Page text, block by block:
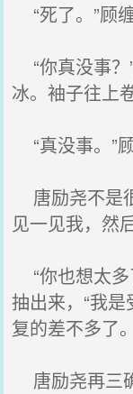
“死了。”顾
“你真没事？
冰。袖子往上
“真没事。”
唐励尧不是
见一见我，
“你也想太多
抽出来，“我
复的差不多了
唐励尧再三